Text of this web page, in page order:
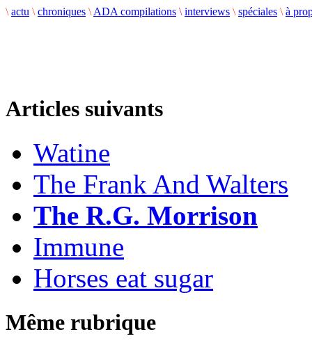
\ actu \ chroniques \ ADA compilations \ interviews \ spéciales \ à
Articles suivants
Watine
The Frank And Walters
The R.G. Morrison
Immune
Horses eat sugar
Même rubrique